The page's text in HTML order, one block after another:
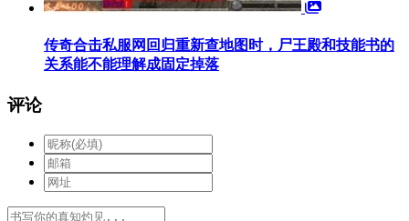
传奇合击私服网回归重新查地图时，尸王殿和技能书的
关系能不能理解成固定掉落
评论